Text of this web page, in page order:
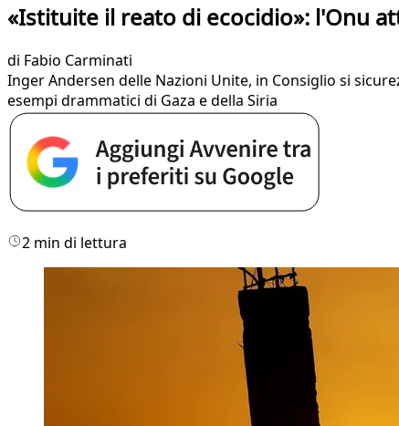
«Istituite il reato di ecocidio»: l'Onu
di Fabio Carminati
Inger Andersen delle Nazioni Unite, in Consiglio si
esempi drammatici di Gaza e della Siria
2 min di lettura